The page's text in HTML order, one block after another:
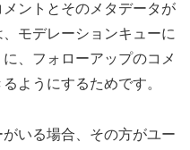
ントとそのメタデータが
モデレーションキューに
、フォローアップのコメ
ようにするためです。
いる場合、その方がユー